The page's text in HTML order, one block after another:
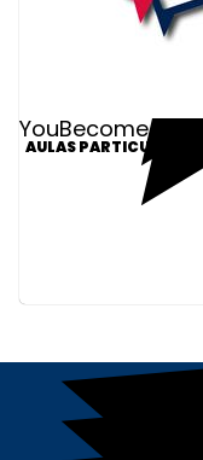
YouBecome
AULAS